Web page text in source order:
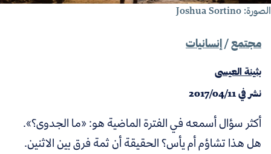
Joshua Sortino
مجتمع/ إنسانيات
بثينة العيسى
نشر في2017/04/11
أكثر سؤال أسمعه في الفترة الماضية هو: «ما الجدوى؟».
هل هذا تشاؤم أم يأس؟ الحقيقة أن ثمة فرق بين الاثنين.